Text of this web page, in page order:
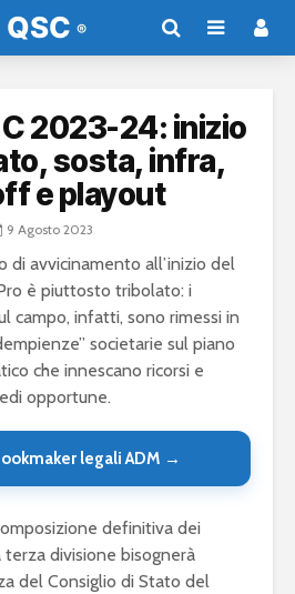
2023-24: inizio
sosta, infra,
e playout
9 Agosto 2023
di avvicinamento all’inizio del
è piuttosto tribolato: i
campo, infatti, sono rimessi in
societarie sul piano
che innescano ricorsi e
opportune.
legali ADM →
definitiva dei
divisione bisognerà
del Consiglio di Stato del